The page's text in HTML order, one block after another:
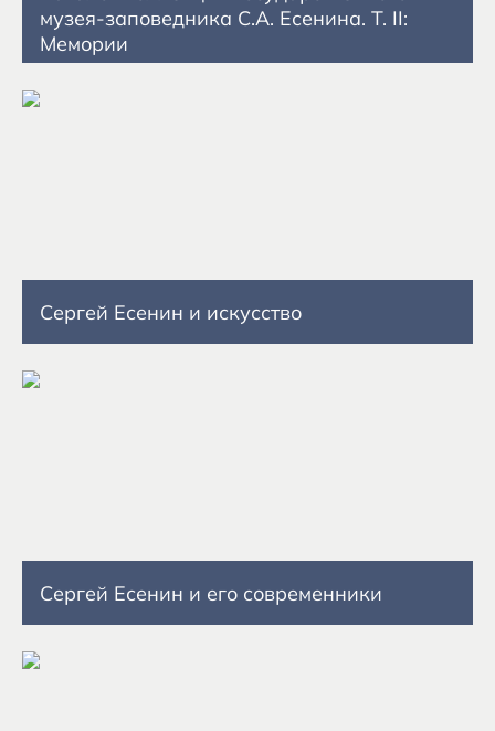
музея-заповедника С.А. Есенина. Т. II:
Мемории
Сергей Есенин и искусство
Сергей Есенин и его современники